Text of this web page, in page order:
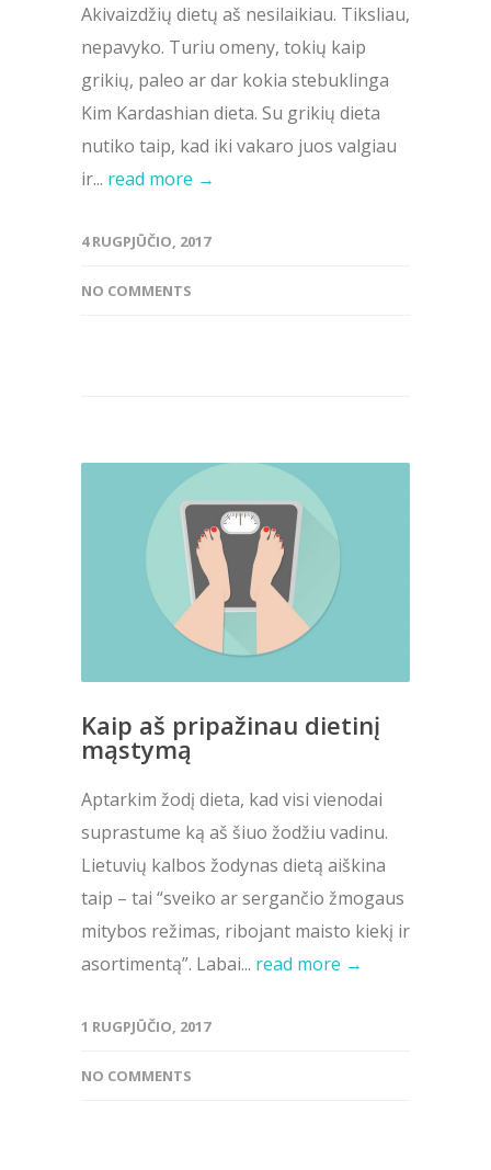
Akivaizdžių dietų aš nesilaikiau. Tiksliau,
nepavyko. Turiu omeny, tokių kaip
grikių, paleo ar dar kokia stebuklinga
Kim Kardashian dieta. Su grikių dieta
nutiko taip, kad iki vakaro juos valgiau
ir... read more →
4 RUGPJŪČIO, 2017
NO COMMENTS
Kaip aš pripažinau dietinį
mąstymą
Aptarkim žodį dieta, kad visi vienodai
suprastume ką aš šiuo žodžiu vadinu.
Lietuvių kalbos žodynas dietą aiškina
taip – tai “sveiko ar sergančio žmogaus
mitybos režimas, ribojant maisto kiekį ir
asortimentą”. Labai... read more →
1 RUGPJŪČIO, 2017
NO COMMENTS